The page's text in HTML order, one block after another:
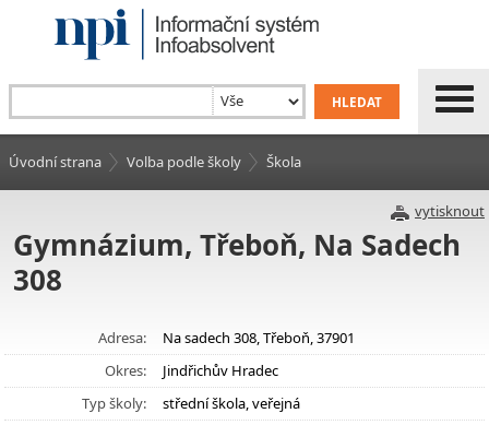
Úvodní strana Volba podle školy Škola
vytisknout
Gymnázium, Třeboň, Na Sadech
308
Adresa:
Na sadech 308, Třeboň, 37901
Okres:
Jindřichův Hradec
Typ školy:
střední škola, veřejná